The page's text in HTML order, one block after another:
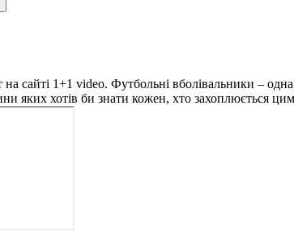
сайті 1+1 video. Футбольні вболівальники –
яких хотів би знати кожен, хто захоплюється